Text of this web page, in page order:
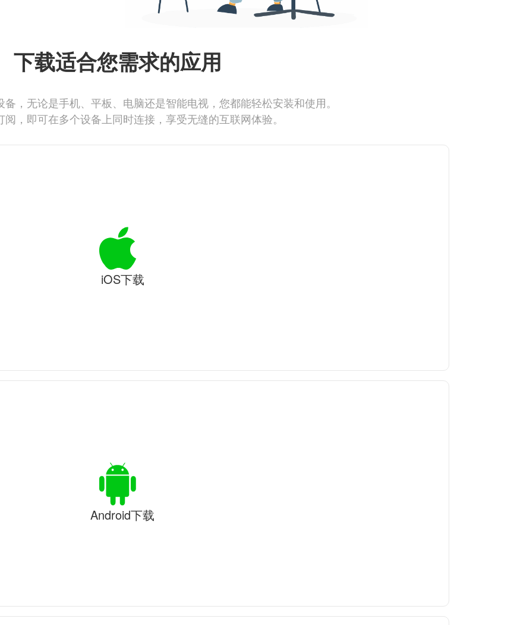
下载适合您需求的应用
，无论是手机、平板、电脑还是智能电视，您都能轻松安装和使用。
阅，即可在多个设备上同时连接，享受无缝的互联网体验。
iOS下载
Android下载